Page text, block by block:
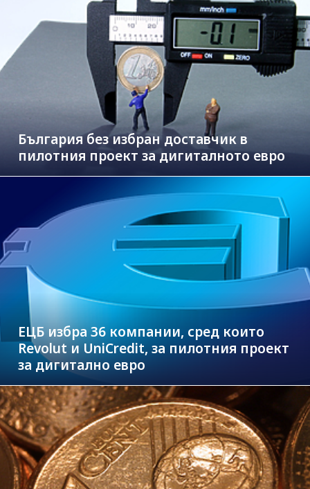
България без избран доставчик в
пилотния проект за дигиталното евро
ЕЦБ избра 36 компании, сред които
Revolut и UniCredit, за пилотния проект
за дигитално евро